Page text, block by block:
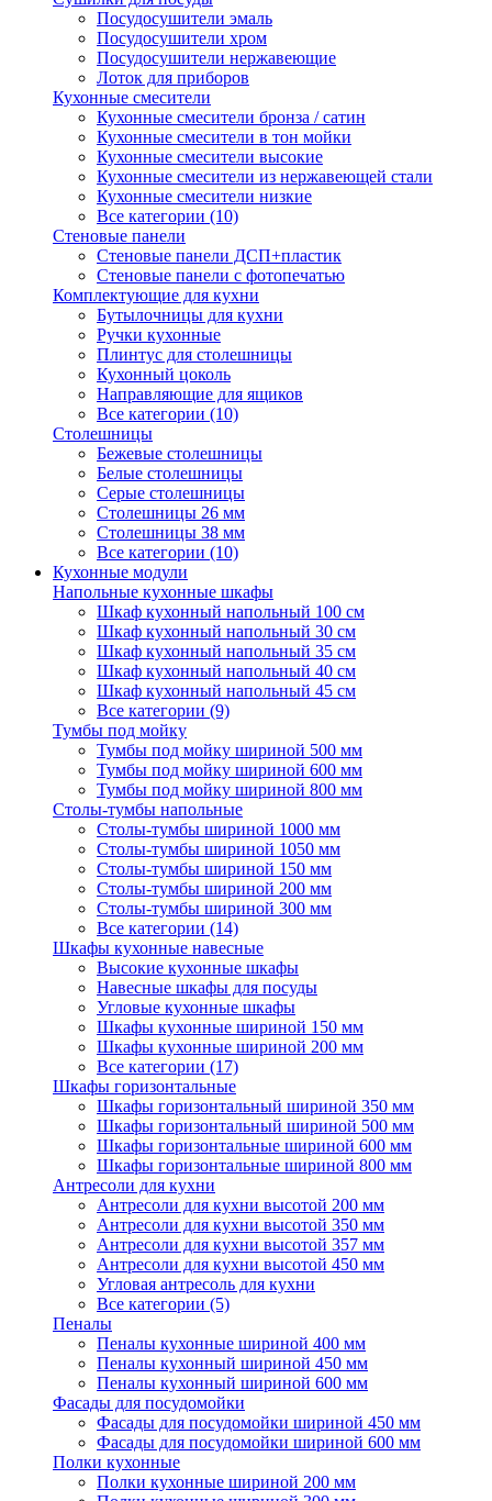
Посудосушители эмаль
Посудосушители хром
Посудосушители нержавеющие
Лоток для приборов
Кухонные смесители
Кухонные смесители бронза / сатин
Кухонные смесители в тон мойки
Кухонные смесители высокие
Кухонные смесители из нержавеющей стали
Кухонные смесители низкие
Все категории (10)
Стеновые панели
Стеновые панели ДСП+пластик
Стеновые панели с фотопечатью
Комплектующие для кухни
Бутылочницы для кухни
Ручки кухонные
Плинтус для столешницы
Кухонный цоколь
Направляющие для ящиков
Все категории (10)
Столешницы
Бежевые столешницы
Белые столешницы
Серые столешницы
Столешницы 26 мм
Столешницы 38 мм
Все категории (10)
Кухонные модули
Напольные кухонные шкафы
Шкаф кухонный напольный 100 см
Шкаф кухонный напольный 30 см
Шкаф кухонный напольный 35 см
Шкаф кухонный напольный 40 см
Шкаф кухонный напольный 45 см
Все категории (9)
Тумбы под мойку
Тумбы под мойку шириной 500 мм
Тумбы под мойку шириной 600 мм
Тумбы под мойку шириной 800 мм
Столы-тумбы напольные
Столы-тумбы шириной 1000 мм
Столы-тумбы шириной 1050 мм
Столы-тумбы шириной 150 мм
Столы-тумбы шириной 200 мм
Столы-тумбы шириной 300 мм
Все категории (14)
Шкафы кухонные навесные
Высокие кухонные шкафы
Навесные шкафы для посуды
Угловые кухонные шкафы
Шкафы кухонные шириной 150 мм
Шкафы кухонные шириной 200 мм
Все категории (17)
Шкафы горизонтальные
Шкафы горизонтальный шириной 350 мм
Шкафы горизонтальный шириной 500 мм
Шкафы горизонтальные шириной 600 мм
Шкафы горизонтальные шириной 800 мм
Антресоли для кухни
Антресоли для кухни высотой 200 мм
Антресоли для кухни высотой 350 мм
Антресоли для кухни высотой 357 мм
Антресоли для кухни высотой 450 мм
Угловая антресоль для кухни
Все категории (5)
Пеналы
Пеналы кухонные шириной 400 мм
Пеналы кухонный шириной 450 мм
Пеналы кухонный шириной 600 мм
Фасады для посудомойки
Фасады для посудомойки шириной 450 мм
Фасады для посудомойки шириной 600 мм
Полки кухонные
Полки кухонные шириной 200 мм